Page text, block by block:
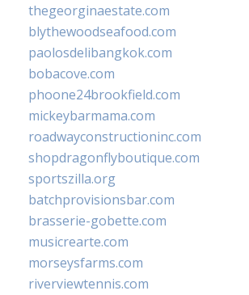
thegeorginaestate.com
blythewoodseafood.com
paolosdelibangkok.com
bobacove.com
phoone24brookfield.com
mickeybarmama.com
roadwayconstructioninc.com
shopdragonflyboutique.com
sportszilla.org
batchprovisionsbar.com
brasserie-gobette.com
musicrearte.com
morseysfarms.com
riverviewtennis.com